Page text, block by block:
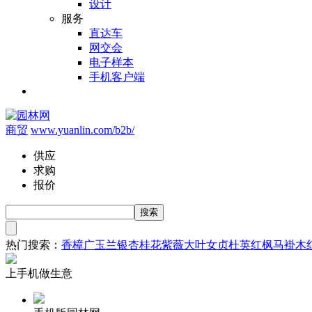
设计
服务
直达车
网交会
电子样本
手机客户端
商贸 www.yuanlin.com/b2b/
供应
求购
报价
热门搜索： 香樟广玉兰银杏桂花紫薇大叶女贞杜英红枫马褂木
上手机做生意